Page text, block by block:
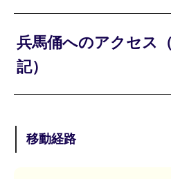
兵馬俑へのアクセス
記）
移動経路